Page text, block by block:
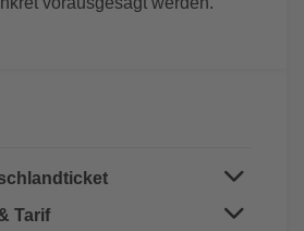
allgemein
Tarif